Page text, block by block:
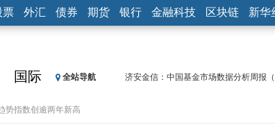
票 外汇 债券 期货 银行 金融科技 区块链 新华
国际 全站导航
济安金信：中国基金市场数据分析周报（
势指数创逾两年新高